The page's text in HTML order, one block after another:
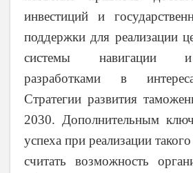
инвестиций и
поддержки для реализации
системы навигации
разработками в
Стратегии развития
2030. Дополнительным
успеха при реализации
считать возможность